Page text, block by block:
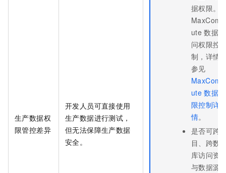
生产数据权
限管控差异
开发人员可直接使用
生产数据进行测试，
但无法保障生产数据
安全。
据权限。
MaxComp
ute 数据访
问权限控
制，详情
参见
MaxComp
ute 数据权
限控制详
情。
是否可跨
目、跨数
库访问资
与数据源